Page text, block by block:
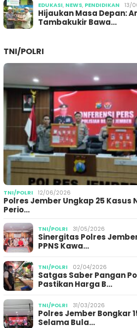
EDUKASI, NEWS, PENDIDIKAN 13/
Hijaukan Masa Depan:
Tambakukir Bawa…
TNI/POLRI
TNI/POLRI 12/06/2026
Polres Jember Ungkap 25 Kasus
Perio…
TNI/POLRI 31/05/2026
Sinergitas Polres
PPNS Kawa…
TNI/POLRI 02/04/2026
Satgas Saber Pangan
Pastikan Harga B…
TNI/POLRI 31/03/2026
Polres Jember Bongkar
Selama Bula…